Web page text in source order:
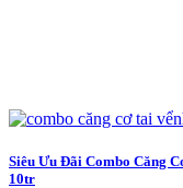
Siêu Ưu Đãi Combo Căng
10tr